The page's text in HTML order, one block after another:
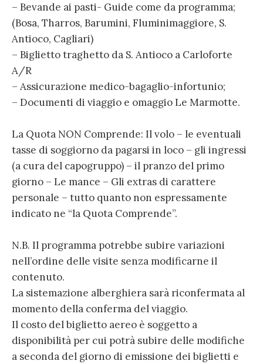
– Bevande ai pasti- Guide come da programma;
(Bosa, Tharros, Barumini, Fluminimaggiore, S.
Antioco, Cagliari)
– Biglietto traghetto da S. Antioco a Carloforte
A/R
– Assicurazione medico-bagaglio-infortunio;
– Documenti di viaggio e omaggio Le Marmotte.
La Quota NON Comprende: Il volo – le eventuali
tasse di soggiorno da pagarsi in loco – gli ingressi
(a cura del capogruppo) – il pranzo del primo
giorno – Le mance – Gli extras di carattere
personale – tutto quanto non espressamente
indicato ne “la Quota Comprende”.
N.B. Il programma potrebbe subire variazioni
nell’ordine delle visite senza modificarne il
contenuto.
La sistemazione alberghiera sarà riconfermata al
momento della conferma del viaggio.
Il costo del biglietto aereo è soggetto a
disponibilità per cui potrà subire delle modifiche
a seconda del giorno di emissione dei biglietti e